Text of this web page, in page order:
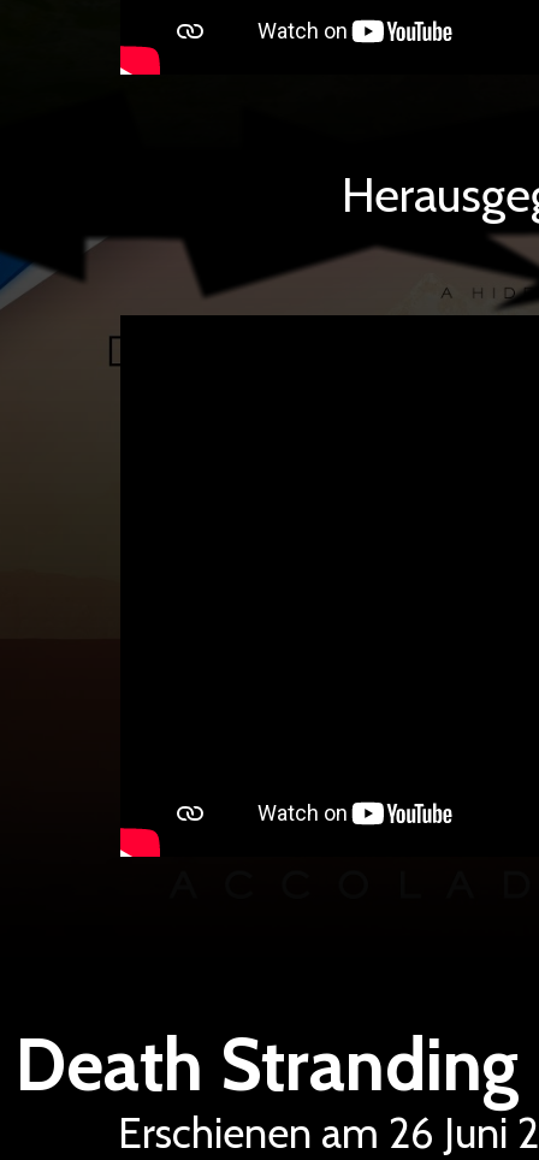
Death
Erschienen am 26 Juni